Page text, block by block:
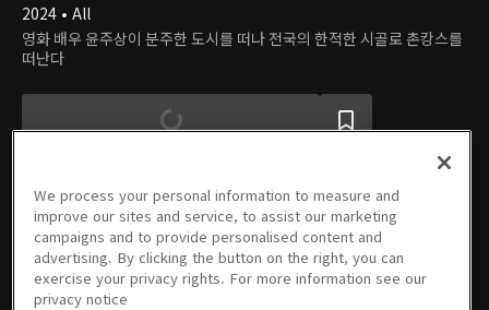
2024 • All
영화 배우 윤주상이 분주한 도시를 떠나 전국의 한적한 시골로 촌캉스를
떠난다
에피소드
We process your personal information to measure and
improve our sites and service, to assist our marketing
campaigns and to provide personalised content and
advertising. By clicking the button on the right, you can
exercise your privacy rights. For more information see our
privacy notice